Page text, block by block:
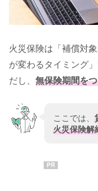
火災保険は「補償対
が変わるタイミング
だし、 無保険期間を
ここでは、
火災保険解
PR